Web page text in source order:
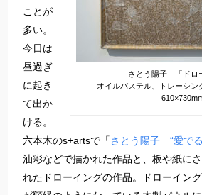
さとう陽子 「ドロ
オイルパステル、トレーシン
ことが
多い。
今日は
昼過ぎ
に起き
て出か
ける。
六本木のs+artsで「さとう陽子 “愛で
油彩などで描かれた作品と、板や紙に
れたドローイングの作品。ドローイン